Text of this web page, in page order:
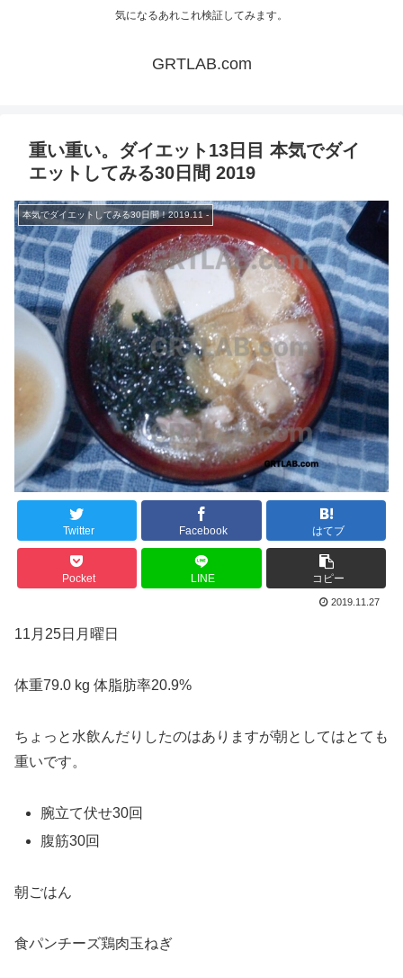
気になるあれこれ検証してみます。
GRTLAB.com
重い重い。ダイエット13日目 本気でダイ
エットしてみる30日間 2019
本気でダイエットしてみる30日間！2019.11 -
Twitter Facebook はてブ
Pocket LINE コピー
2019.11.27
11月25日月曜日
体重79.0 kg 体脂肪率20.9%
ちょっと水飲んだりしたのはありますが朝としてはとても
重いです。
腕立て伏せ30回
腹筋30回
朝ごはん
食パンチーズ鶏肉玉ねぎ